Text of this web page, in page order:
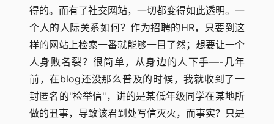
得的。而有了社交网站，一切都变得如此透明。一
个人的人际关系如何？作为招聘的HR，只要到这
样的网站上检索一番就能够一目了然；想要让一个
人身败名裂？很简单，从身边的人下手—-几年
前，在blog还没那么普及的时候，我就收到了一
封匿名的"检举信"，讲的是某低年级同学在某地所
做的丑事，导致该君到处写信灭火，而事实？只是